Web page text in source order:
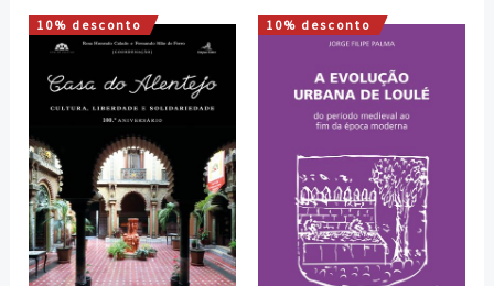
10% desconto
O
preço
original
era:
40,00 €.
O
preço
atual
é:
36,00 €.
10% desconto
O
original
era:
12,72 €.
O
atual
é:
11,45 €.